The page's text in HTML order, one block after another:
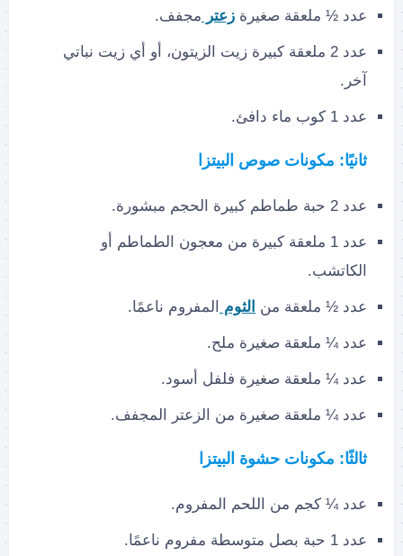
عدد ½ ملعقة صغيرة زعتر مجفف.
عدد 2 ملعقة كبيرة زيت الزيتون، أو أي زيت نباتي
آخر.
عدد 1 كوب ماء دافئ.
ثانيًا: مكونات صوص البيتزا
عدد 2 حبة طماطم كبيرة الحجم مبشورة.
عدد 1 ملعقة كبيرة من معجون الطماطم أو
الكاتشب.
عدد ½ ملعقة من الثوم المفروم ناعمًا.
عدد ¼ ملعقة صغيرة ملح.
عدد ¼ ملعقة صغيرة فلفل أسود.
عدد ¼ ملعقة صغيرة من الزعتر المجفف.
ثالثًا: مكونات حشوة البيتزا
عدد ¼ كجم من اللحم المفروم.
عدد 1 حبة بصل متوسطة مفروم ناعمًا.